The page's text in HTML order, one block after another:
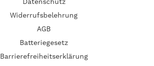
Datenschutz
Widerrufsbelehrung
AGB
Batteriegesetz
Barrierefreiheitserklärung